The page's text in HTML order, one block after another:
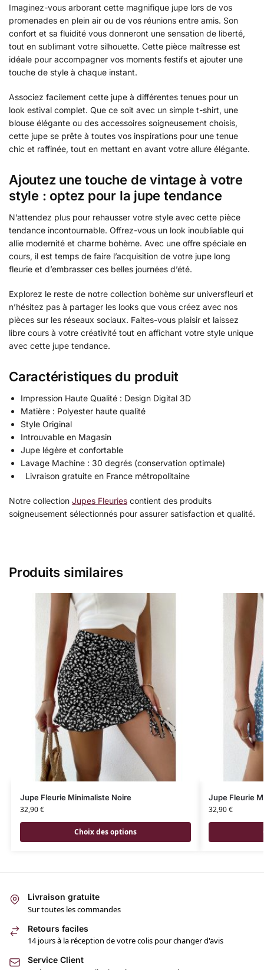
Imaginez-vous arborant cette magnifique jupe lors de vos
promenades en plein air ou de vos réunions entre amis. Son
confort et sa fluidité vous donneront une sensation de liberté,
tout en sublimant votre silhouette. Cette pièce maîtresse est
idéale pour accompagner vos moments festifs et ajouter une
touche de style à chaque instant.
Associez facilement cette jupe à différentes tenues pour un
look estival complet. Que ce soit avec un simple t-shirt, une
blouse élégante ou des accessoires soigneusement choisis,
cette jupe se prête à toutes vos inspirations pour une tenue
chic et raffinée, tout en mettant en avant votre allure élégante.
Ajoutez une touche de vintage à votre
style : optez pour la jupe tendance
N’attendez plus pour rehausser votre style avec cette pièce
tendance incontournable. Offrez-vous un look inoubliable qui
allie modernité et charme bohème. Avec une offre spéciale en
cours, il est temps de faire l’acquisition de votre jupe long
fleurie et d’embrasser ces belles journées d’été.
Explorez le reste de notre collection bohème sur universfleuri et
n’hésitez pas à partager les looks que vous créez avec nos
pièces sur les réseaux sociaux. Faites-vous plaisir et laissez
libre cours à votre créativité tout en affichant votre style unique
avec cette jupe tendance.
Caractéristiques du produit
Impression Haute Qualité : Design Digital 3D
Matière : Polyester haute qualité
Style Original
Introuvable en Magasin
Jupe légère et confortable
Lavage Machine : 30 degrés (conservation optimale)
Livraison gratuite en France métropolitaine
Notre collection Jupes Fleuries contient des produits
soigneusement sélectionnés pour assurer satisfaction et qualité.
Produits similaires
Jupe Fleurie Minimaliste Noire
32,90€
Choix des options
Jupe Fleurie
32,90€
Livraison gratuite
Sur toutes les commandes
Retours faciles
14 jours à la réception de votre colis pour changer d'avis
Service Client